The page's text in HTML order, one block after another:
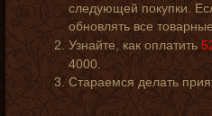
следующей покупки.
обновлять все
Узнайте, как оплатить
4000.
Стараемся делать